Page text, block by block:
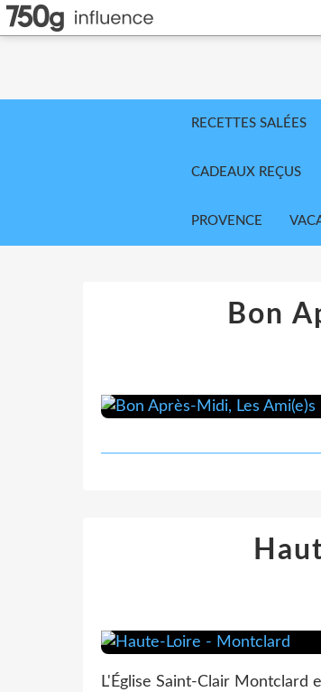
RECETTES SALÉES
CADEAUX REÇUS
PROVENCE
Bon
L'Église Saint-Clair Montclard